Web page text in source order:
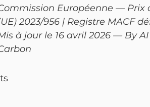
Européenne — Prix
2023/956 | Registre MACF
à jour le 16 avril 2026 — By